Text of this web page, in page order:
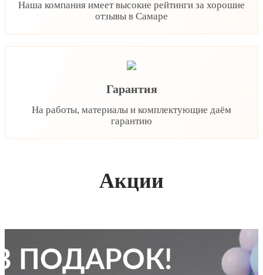
Наша компания имеет высокие рейтинги за хорошие
отзывы в Самаре
Гарантия
На работы, материалы и комплектующие даём
гарантию
Акции
ПОДАРОК!